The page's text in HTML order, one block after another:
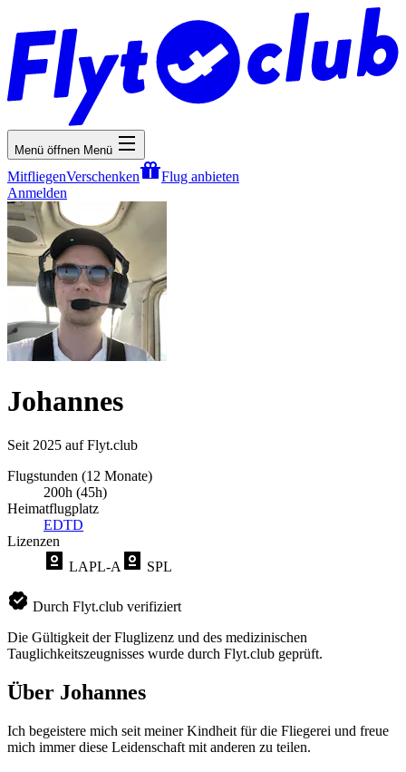
Menü öffnen Menü
MitfliegenVerschenken
Flug anbieten
Anmelden
Johannes
Seit 2025 auf Flyt.club
Flugstunden (12 Monate)
200h (45h)
Heimatflugplatz
EDTD
Lizenzen
LAPL-A
SPL
Durch Flyt.club verifiziert
Die Gültigkeit der Fluglizenz und des medizinischen
Tauglichkeitszeugnisses wurde durch Flyt.club geprüft.
Über Johannes
Ich begeistere mich seit meiner Kindheit für die Fliegerei und freue
mich immer diese Leidenschaft mit anderen zu teilen.